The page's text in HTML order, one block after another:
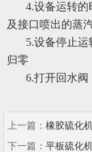
4.设备运转
及接口喷出的蒸
5.设备停止
归零
6.打开回水阀
上一篇： 橡胶硫化
下一篇： 平板硫化